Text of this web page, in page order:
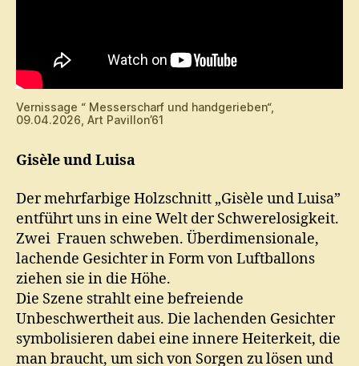
Vernissage “ Messerscharf und handgerieben“,
09.04.2026, Art Pavillon’61
Gisèle und Luisa
Der mehrfarbige Holzschnitt „Gisèle und Luisa”
entführt uns in eine Welt der Schwerelosigkeit.
Zwei Frauen schweben. Überdimensionale,
lachende Gesichter in Form von Luftballons
ziehen sie in die Höhe.
Die Szene strahlt eine befreiende
Unbeschwertheit aus. Die lachenden Gesichter
symbolisieren dabei eine innere Heiterkeit, die
man braucht, um sich von Sorgen zu lösen und